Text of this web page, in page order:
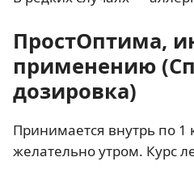
ПростОптима,
применению
дозировка)
Принимается внутрь по 1
желательно утром. Курс